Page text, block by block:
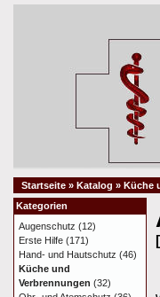
Startseite » Katalog » Küche
Kategorien
Augenschutz (12)
Erste Hilfe (171)
Hand- und Hautschutz (46)
Küche und
Verbrennungen (32)